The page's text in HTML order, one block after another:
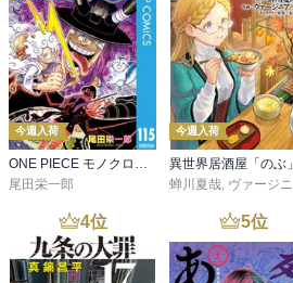
今週入荷
ONE PIECE モノクロ版 115
尾田栄一郎
今週入荷
蝉川夏哉, ヴァージニア二等兵
4位 5位